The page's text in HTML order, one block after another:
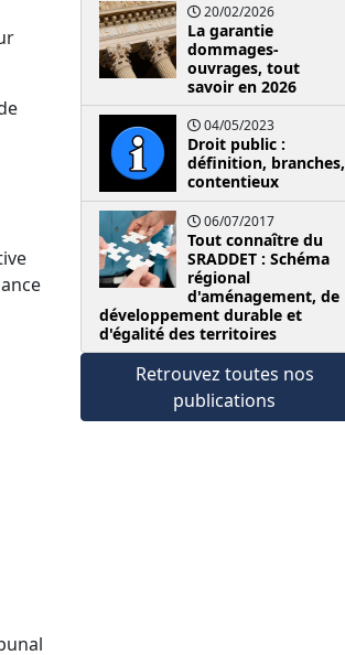
20/02/2026
La garantie
dommages-
ouvrages, tout
savoir en 2026
04/05/2023
Droit public :
définition, branches,
contentieux
06/07/2017
Tout connaître du
SRADDET : Schéma
régional
d'aménagement, de
développement durable et
d'égalité des territoires
Retrouvez toutes nos
publications